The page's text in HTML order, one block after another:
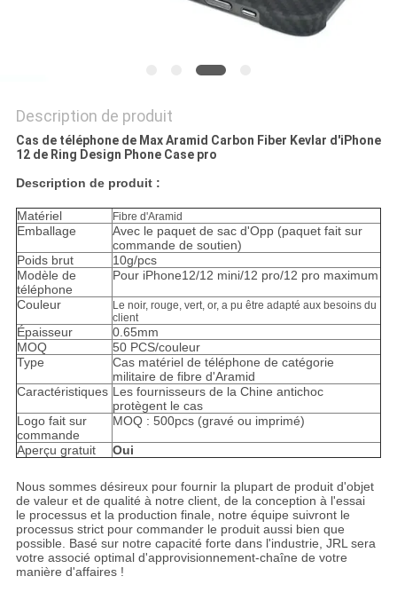
Description de produit
Cas de téléphone de Max Aramid Carbon Fiber Kevlar d'iPhone
12 de Ring Design Phone Case pro
Description de produit :
Matériel Fibre d'Aramid
Emballage
Avec le paquet de sac d'Opp (paquet fait sur
commande de soutien)
Poids brut
10g/pcs
Modèle de
téléphone
Pour iPhone12/12 mini/12 pro/12 pro maximum
Couleur
Le noir, rouge, vert, or, a pu être adapté aux besoins du
client
Épaisseur
0.65mm
MOQ
50 PCS/couleur
Type
Cas matériel de téléphone de catégorie
militaire de fibre d'Aramid
Caractéristiques Les fournisseurs de la Chine antichoc
protègent le cas
Logo fait sur
commande
MOQ : 500pcs (gravé ou imprimé)
Aperçu gratuit Oui
Nous sommes désireux pour fournir la plupart de produit d'objet
de valeur et de qualité à notre client, de la conception à l'essai
le processus et la production finale, notre équipe suivront le
processus strict pour commander le produit aussi bien que
possible. Basé sur notre capacité forte dans l'industrie, JRL sera
votre associé optimal d'approvisionnement-chaîne de votre
manière d'affaires !